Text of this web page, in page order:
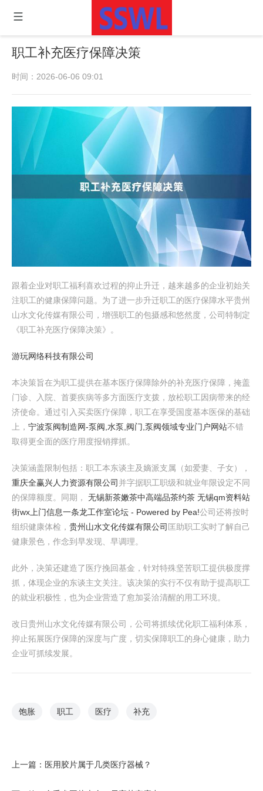
职工补充医疗保障决策
时间：2026-06-06 09:01
跟着企业对职工福利喜欢过程的抑止升迁，越来越多的企业初始关
注职工的健康保障问题。为了进一步升迁职工的医疗保障水平贵州
山水文化传媒有限公司，增强职工的包摄感和悠然度，公司特制定
《职工补充医疗保障决策》。
游 玩 网 络 科 技 有 限 公 司
本决策旨在为职工提供在基本医疗保障除外的补充医疗保障，掩盖
门诊、入院、首要疾病等多方面医疗支拨，放松职工因病带来的经
济使命。通过引入买卖医疗保障，职工在享受国度基本医保的基础
上， 宁波泵阀制造网-泵阀,水泵,阀门,泵阀领域专业门户网站不错
取得更全面的医疗用度报销撑抓。
决策涵盖限制包括：职工本东谈主及嫡派支属（如爱妻、子女），
重庆全赢兴人力资源有限公司 并字据职工职级和就业年限设定不同
的保障额度。同期， 无锡新茶嫩茶中高端品茶约茶 无锡qm资料站
街wx上门信息一条龙工作室论坛 - Powered by Pea!公司还将按时
组织健康体检， 贵州山水文化传媒有限公司 匡助职工实时了解自己
健康景色，作念到早发现、早调理。
此外，决策还建造了医疗挽回基金，针对特殊坚苦职工提供极度撑
抓，体现企业的东谈主文关注。该决策的实行不仅有助于提高职工
的就业积极性，也为企业营造了愈加妥洽清醒的用工环境。
改日贵州山水文化传媒有限公司，公司将抓续优化职工福利体系，
抑止拓展医疗保障的深度与广度，切实保障职工的身心健康，助力
企业可抓续发展。
饱胀 职工 医疗 补充
上一篇： 医用胶片属于几类医疗器械？